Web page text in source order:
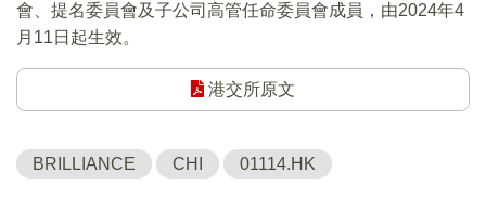
會、提名委員會及子公司高管任命委員會成員，由2024年4
月11日起生效。
港交所原文
BRILLIANCE CHI 01114.HK